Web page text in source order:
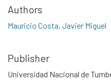
Authors
Mauricio Costa, Javier Miguel
Publisher
Universidad Nacional de